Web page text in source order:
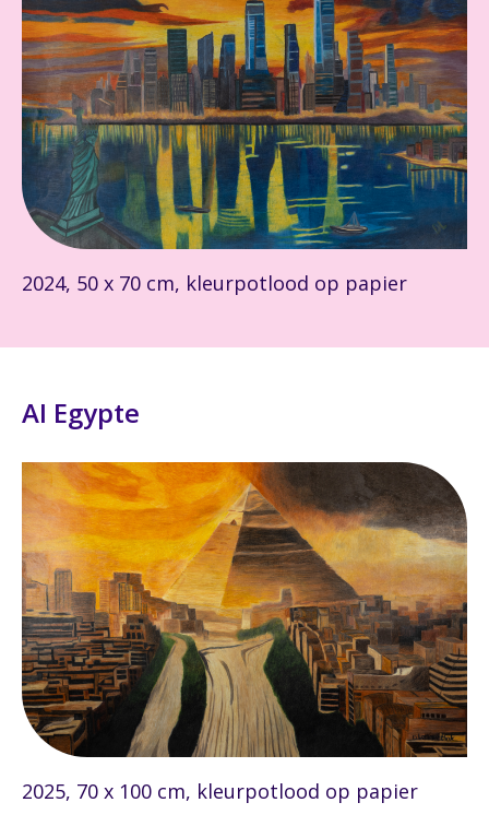
2024, 50 x 70 cm, kleurpotlood op papier
AI Egypte
2025, 70 x 100 cm, kleurpotlood op papier